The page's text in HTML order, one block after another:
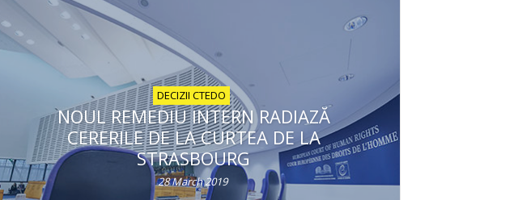
DECIZII CTEDO
NOUL REMEDIU INTERN RADIAZĂ
CERERILE DE LA CURTEA DE LA
STRASBOURG
28 March 2019